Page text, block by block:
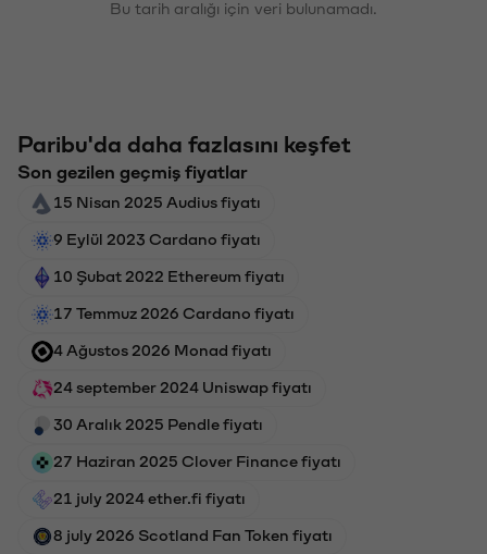
Bu tarih aralığı için veri bulunamadı.
Paribu'da daha fazlasını keşfet
Son gezilen geçmiş fiyatlar
15 Nisan 2025 Audius fiyatı
9 Eylül 2023 Cardano fiyatı
10 Şubat 2022 Ethereum fiyatı
17 Temmuz 2026 Cardano fiyatı
4 Ağustos 2026 Monad fiyatı
24 september 2024 Uniswap fiyatı
30 Aralık 2025 Pendle fiyatı
27 Haziran 2025 Clover Finance fiyatı
21 july 2024 ether.fi fiyatı
8 july 2026 Scotland Fan Token fiyatı